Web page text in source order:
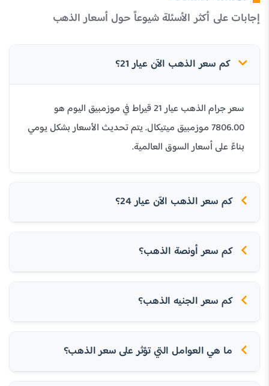
إجابات على أكثر الأسئلة شيوعاً حول أسعار الذهب
كم سعر الذهب الآن عيار 21؟
سعر جرام الذهب عيار 21 قيراط في موزمبيق اليوم هو
7806.00 موزمبيق ميتيكال. يتم تحديث الأسعار بشكل يومي
بناءً على أسعار السوق العالمية.
كم سعر الذهب الآن عيار 24؟
كم سعر أونصة الذهب؟
كم سعر الجنيه الذهب؟
ما هي العوامل التي تؤثر على سعر الذهب؟